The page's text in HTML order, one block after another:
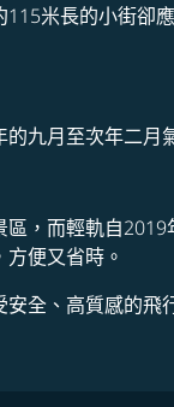
米長的小街卻
九月至次年二
，而輕軌自
便又省時。
全、高質感的飛